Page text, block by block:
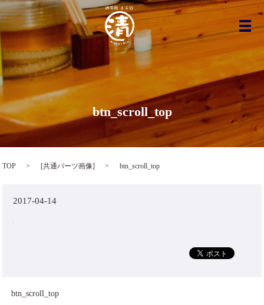
メ
btn_scroll_top
TOP [共通パーツ画像] btn_scroll_top
2017-04-14
btn_scroll_top